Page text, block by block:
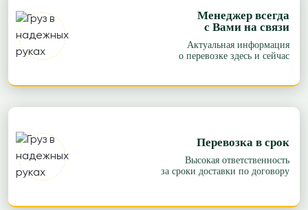
Менеджер всегда
с Вами на связи
Актуальная информация
о перевозке здесь и сейчас
Перевозка в срок
Высокая ответственность
за сроки доставки по договору